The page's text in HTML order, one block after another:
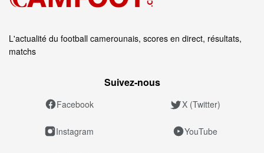
L'actualité du football camerounais, scores en direct, résultats,
matchs
Suivez‑nous
Facebook X (Twitter)
Instagram YouTube